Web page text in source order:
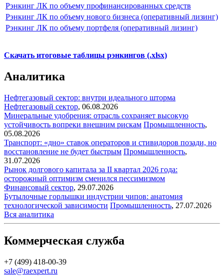
Рэнкинг ЛК по объему профинансированных средств
Рэнкинг ЛК по объему нового бизнеса (оперативный лизинг)
Рэнкинг ЛК по объему портфеля (оперативный лизинг)
Скачать итоговые таблицы рэнкингов (.xlsx)
Аналитика
Нефтегазовый сектор: внутри идеального шторма
Нефтегазовый сектор, 06.08.2026
Минеральные удобрения: отрасль сохраняет высокую
устойчивость вопреки внешним рискам Промышленность,
05.08.2026
Транспорт: «дно» ставок операторов и стивидоров позади, но
восстановление не будет быстрым Промышленность,
31.07.2026
Рынок долгового капитала за II квартал 2026 года:
осторожный оптимизм сменился пессимизмом
Финансовый сектор, 29.07.2026
Бутылочные горлышки индустрии чипов: анатомия
технологической зависимости Промышленность, 27.07.2026
Вся аналитика
Коммерческая служба
+7 (499) 418-00-39
sale@raexpert.ru